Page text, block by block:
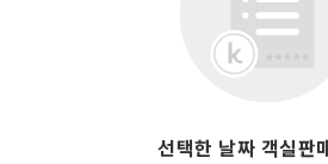
선택한 날짜 객실판